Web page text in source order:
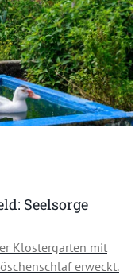
Seelsorge
Klostergarten mit
erweckt.